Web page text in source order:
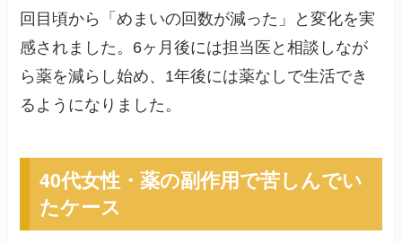
回目頃から「めまいの回数が減った」と変化を実
感されました。6ヶ月後には担当医と相談しなが
ら薬を減らし始め、1年後には薬なしで生活でき
るようになりました。
40代女性・薬の副作用で苦しんでい
たケース